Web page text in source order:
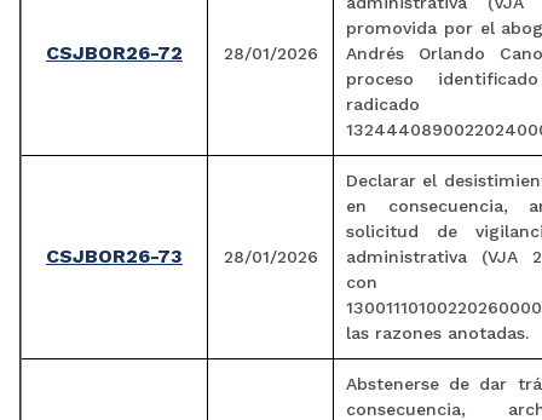
CSJBOR26-72 28/01/2026
promovida por el
Andrés Orlando
proceso
radicado
CSJBOR26-73 28/01/2026
Declarar el
en consecuencia,
solicitud de
administrativa (VJA
con
las razones anotadas.
Abstenerse de dar
consecuencia,